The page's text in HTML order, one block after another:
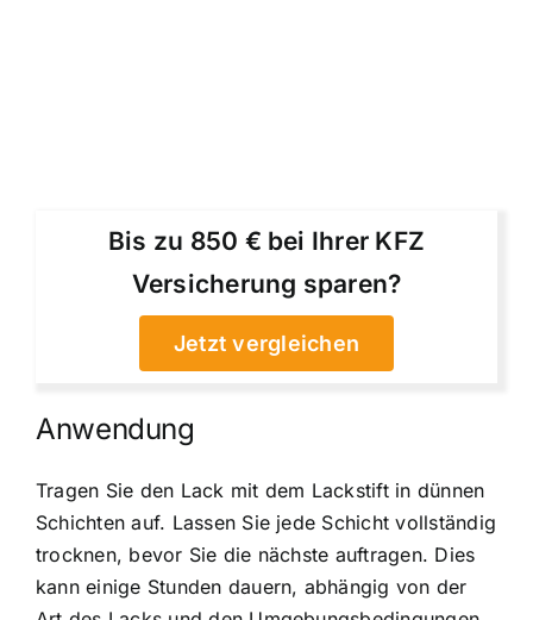
Bis zu 850 € bei Ihrer KFZ
Versicherung sparen?
Jetzt vergleichen
Anwendung
Tragen Sie den Lack mit dem Lackstift in dünnen
Schichten auf. Lassen Sie jede Schicht vollständig
trocknen, bevor Sie die nächste auftragen. Dies
kann einige Stunden dauern, abhängig von der